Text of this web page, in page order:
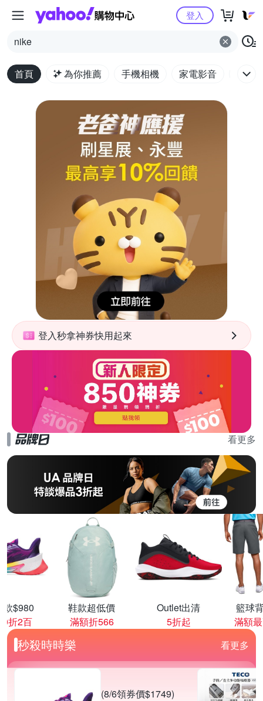
Yahoo購物中心
nike
登入
首頁 為你推薦 手機相機 家電影音 電腦
登入秒拿神券快用起來
看更多
款$980
折2百
鞋款超低價
滿額折566
Outlet出清
5折起
籃球
滿額
秒殺時時樂 看更多
(8/6領券價$1749)